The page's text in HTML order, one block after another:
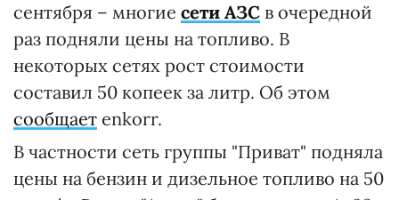
сентября – многие сети АЗС в очередной
раз подняли цены на топливо. В
некоторых сетях рост стоимости
составил 50 копеек за литр. Об этом
сообщает enkorr.
В частности сеть группы "Приват" подняла
цены на бензин и дизельное топливо на 50